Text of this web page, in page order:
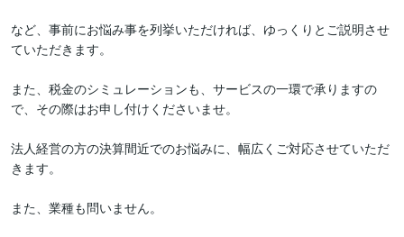
など、事前にお悩み事を列挙いただければ、ゆっくりとご説明させ
ていただきます。
また、税金のシミュレーションも、サービスの一環で承りますの
で、その際はお申し付けくださいませ。
法人経営の方の決算間近でのお悩みに、幅広くご対応させていただ
きます。
また、業種も問いません。